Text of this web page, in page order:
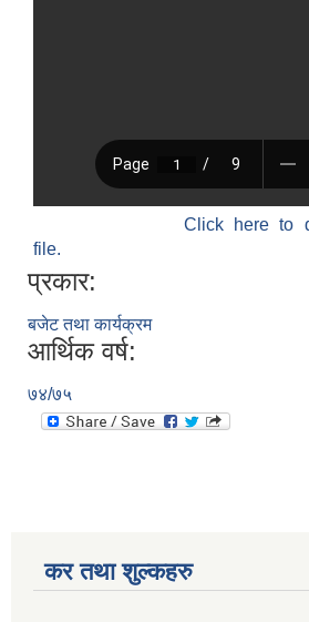
Click here to
file.
प्रकार:
बजेट तथा कार्यक्रम
आर्थिक वर्ष:
७४/७५
कर तथा शुल्कहरु